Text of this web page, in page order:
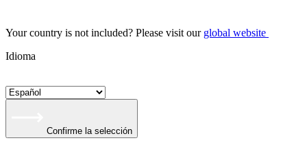
Your country is not included? Please visit our global website
Idioma
Confirme la selección